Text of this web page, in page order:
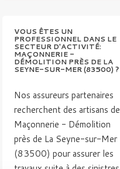
VOUS ÊTES UN
PROFESSIONNEL DANS LE
SECTEUR D'ACTIVITÉ:
MAÇONNERIE -
DÉMOLITION PRÈS DE LA
SEYNE-SUR-MER (83500) ?
Nos assureurs partenaires
recherchent des artisans de
Maçonnerie - Démolition
près de La Seyne-sur-Mer
(83500) pour assurer les